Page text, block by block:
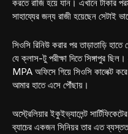
করতে রাজি হয়ে যান। এখানে টাকার
সাহায্যের জন্য রাজী হয়েছেন সেটাই
সিওসি রিনিউ করার পর তাড়াতাড়ি
যে ক্লাস-টু পরীক্ষা দিতে সিঙ্গাপুর
MPA অফিসে গিয়ে সিওসি কালেক্ট
আমার হাতে এসে পৌঁছায়।
অস্ট্রেলিয়ার ইকুইভ্যালেন্ট
ব্যাচের একজন সিনিয়র তার এত